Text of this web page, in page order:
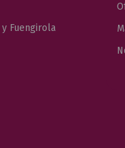
Fuengirola